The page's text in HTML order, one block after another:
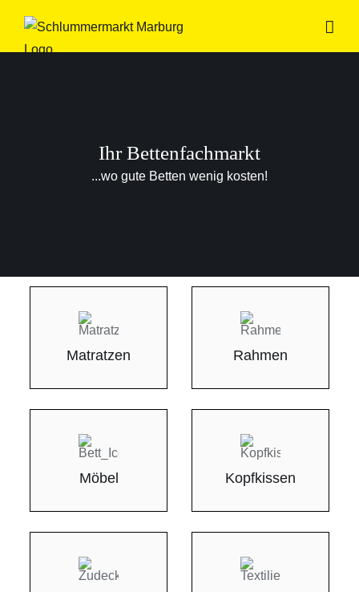
Inhalt
springen
Ihr Bettenfachmarkt
...wo gute Betten wenig kosten!
Matratzen Rahmen
Möbel Kopfkissen